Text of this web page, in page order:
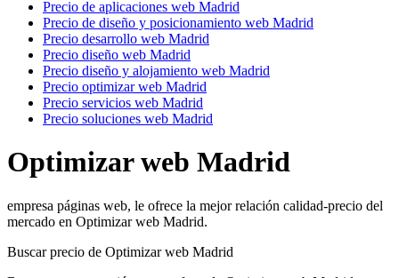
Precio de aplicaciones web Madrid
Precio de diseño y posicionamiento web Madrid
Precio desarrollo web Madrid
Precio diseño web Madrid
Precio diseño y alojamiento web Madrid
Precio optimizar web Madrid
Precio servicios web Madrid
Precio soluciones web Madrid
Optimizar web Madrid
empresa páginas web, le ofrece la mejor relación calidad-precio del
mercado en Optimizar web Madrid.
Buscar precio de Optimizar web Madrid